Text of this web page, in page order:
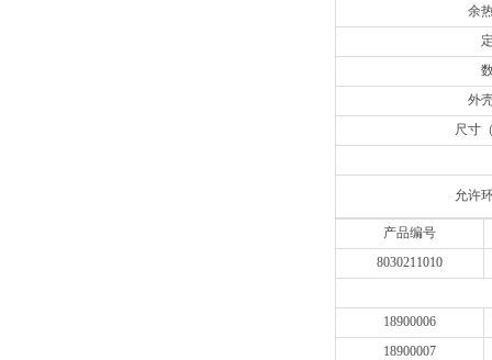
余
外
尺寸
允许
产品编号
8030211010
18900006
18900007